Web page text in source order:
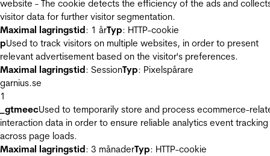
website - The cookie detects the efficiency of the ads and
visitor data for further visitor segmentation.
Maximal lagringstid: 1 årTyp: HTTP-cookie
pUsed to track visitors on multiple websites, in order to present
relevant advertisement based on the visitor's preferences.
Maximal lagringstid: SessionTyp: Pixelspårare
garnius.se
1
_gtmeecUsed to temporarily store and process ecommerce-
interaction data in order to ensure reliable analytics event tracking
across page loads.
Maximal lagringstid: 3 månaderTyp: HTTP-cookie